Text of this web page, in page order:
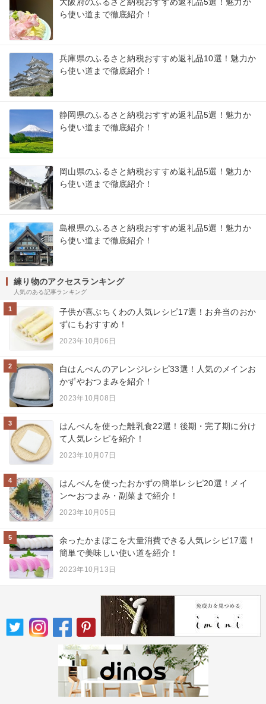
ら使い道まで徹底紹介！
兵庫県のふるさと納税おすすめ返礼品10選！魅力か
ら使い道まで徹底紹介！
静岡県のふるさと納税おすすめ返礼品5選！魅力か
ら使い道まで徹底紹介！
岡山県のふるさと納税おすすめ返礼品5選！魅力か
ら使い道まで徹底紹介！
島根県のふるさと納税おすすめ返礼品5選！魅力か
ら使い道まで徹底紹介！
練り物のアクセスランキング
人気のある記事ランキング
1
子供が喜ぶちくわの人気レシピ17選！お弁当のおか
ずにもおすすめ！
2023年10月06日
2
白はんぺんのアレンジレシピ33選！人気のメインお
かずやおつまみを紹介！
2023年10月08日
3
はんぺんを使った離乳食22選！後期・完了期に分け
て人気レシピを紹介！
2023年10月07日
4
はんぺんを使ったおかずの簡単レシピ20選！メイ
ン〜おつまみ・副菜まで紹介！
2023年10月05日
5
余ったかまぼこを大量消費できる人気レシピ17選！
簡単で美味しい使い道を紹介！
2023年10月13日